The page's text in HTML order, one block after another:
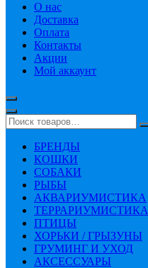
О нас
Доставка
Оплата
Контакты
Акции
Мой аккаунт
БРЕНДЫ
КОШКИ
СОБАКИ
РЫБЫ
АКВАРИУМИСТИКА
ТЕРРАРИУМИСТИКА
ПТИЦЫ
ХОРЬКИ / ГРЫЗУНЫ
ГРУМИНГ И УХОД
АКСЕССУАРЫ